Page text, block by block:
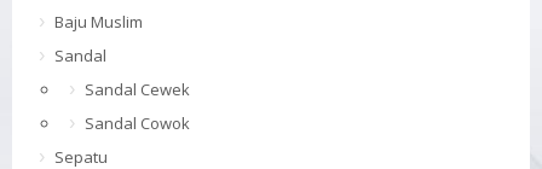
Baju Muslim
Sandal
Sandal Cewek
Sandal Cowok
Sepatu